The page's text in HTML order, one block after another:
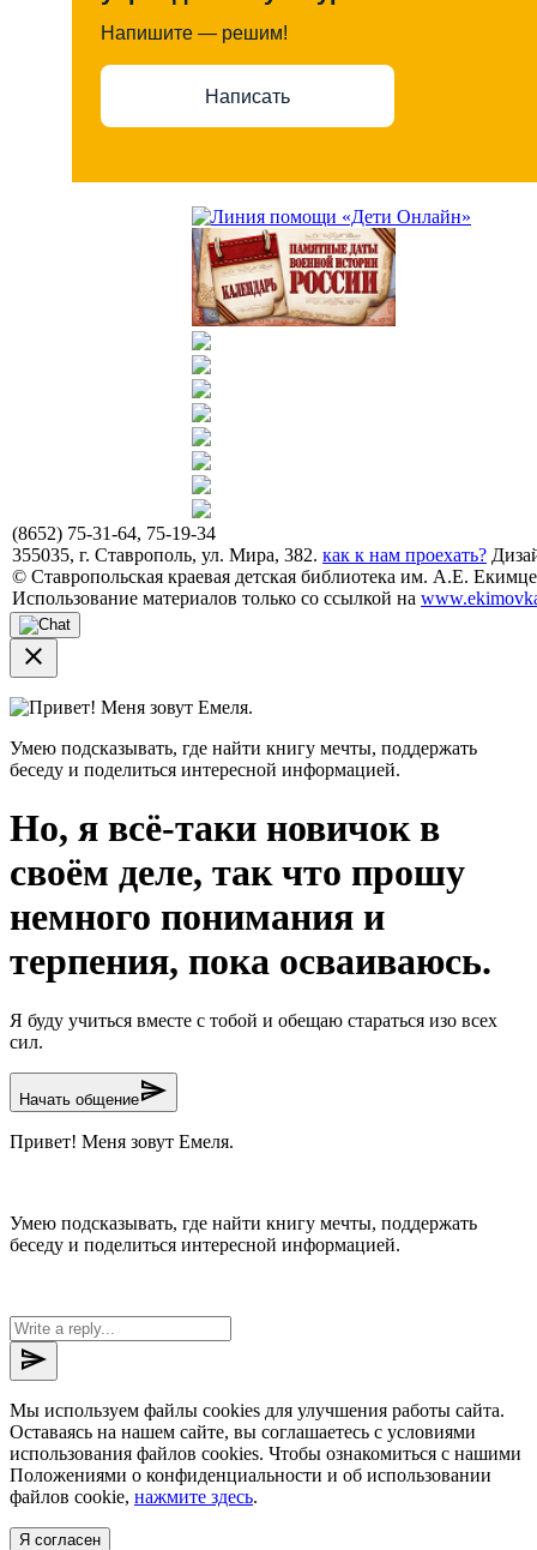
Напишите — решим!
Написать
(8652) 75-31-64, 75-19-34
355035, г. Ставрополь, ул. Мира, 382. как к нам проехать?
© Ставропольская краевая детская библиотека им. А.Е.
Использование материалов только со ссылкой на
close
Привет! Меня зовут Емеля.
Умею подсказывать, где найти книгу мечты, поддержать
беседу и поделиться интересной информацией.
Но, я всё-таки новичок в
своём деле, так что прошу
немного понимания и
терпения, пока осваиваюсь.
Я буду учиться вместе с тобой и обещаю стараться изо всех
сил.
Начать общениеsend
Привет! Меня зовут Емеля.
Умею подсказывать, где найти книгу мечты, поддержать
беседу и поделиться интересной информацией.
send
Мы используем файлы cookies для улучшения работы сайта.
Оставаясь на нашем сайте, вы соглашаетесь с условиями
использования файлов cookies. Чтобы ознакомиться с нашими
Положениями о конфиденциальности и об использовании
файлов cookie, нажмите здесь.
Я согласен